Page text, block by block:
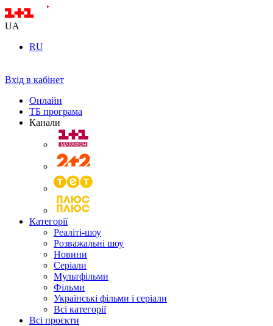
UA
RU
Вхід в кабінет
Онлайн
ТБ програма
Канали
Категорії
Реаліті-шоу
Розважальні шоу
Новини
Серіали
Мультфільми
Фільми
Українські фільми і серіали
Всі категорії
Всі проєкти